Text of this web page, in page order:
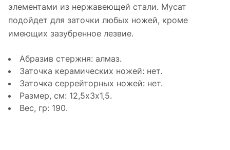
элементами из нержавеющей стали. Мусат
подойдет для заточки любых ножей, кроме
имеющих зазубренное лезвие.
Абразив стержня: алмаз.
Заточка керамических ножей: нет.
Заточка серрейторных ножей: нет.
Размер, cм: 12,5х3х1,5.
Вес, гр: 190.